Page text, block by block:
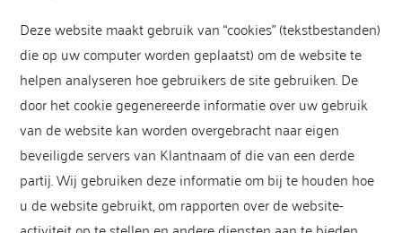
Deze website maakt gebruik van “cookies” (tekstbestanden)
die op uw computer worden geplaatst) om de website te
helpen analyseren hoe gebruikers de site gebruiken. De
door het cookie gegenereerde informatie over uw gebruik
van de website kan worden overgebracht naar eigen
beveiligde servers van Klantnaam of die van een derde
partij. Wij gebruiken deze informatie om bij te houden hoe
u de website gebruikt, om rapporten over de website-